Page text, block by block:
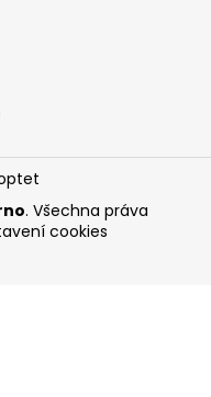
. Všechna práva
cookies